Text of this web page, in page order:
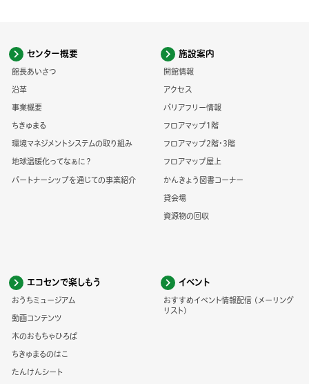
センター概要
館長あいさつ
沿革
事業概要
ちきゅまる
環境マネジメントシステムの取り組み
地球温暖化ってなぁに？
パートナーシップを通じての事業紹介
施設案内
開館情報
アクセス
バリアフリー情報
フロアマップ1階
フロアマップ2階・3階
フロアマップ屋上
かんきょう図書コーナー
貸会場
資源物の回収
エコセンで楽しもう
おうちミュージアム
動画コンテンツ
木のおもちゃひろば
ちきゅまるのはこ
たんけんシート
イベント
おすすめイベント情報配信 (メーリング
リスト)